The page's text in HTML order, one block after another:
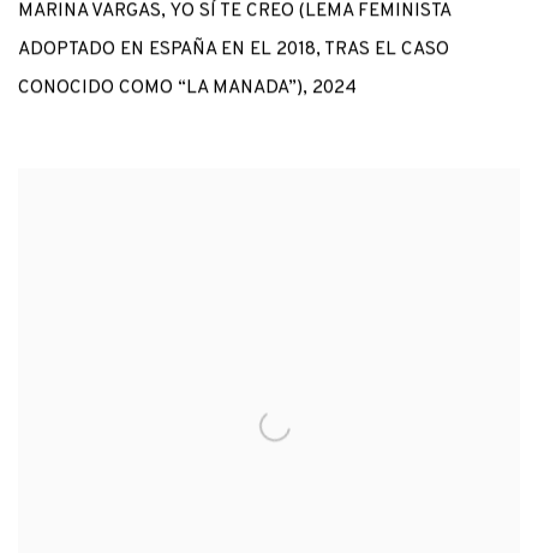
MARINA VARGAS, YO SÍ TE CREO (LEMA FEMINISTA
ADOPTADO EN ESPAÑA EN EL 2018, TRAS EL CASO
CONOCIDO COMO “LA MANADA”), 2024